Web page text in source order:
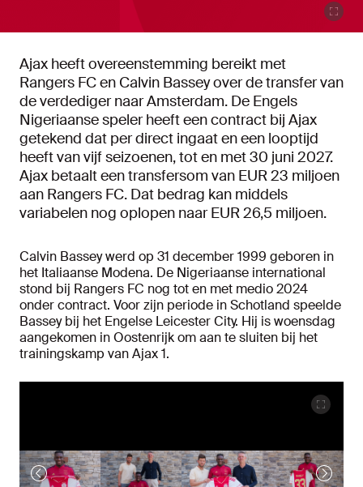
Ajax heeft overeenstemming bereikt met
Rangers FC en Calvin Bassey over de transfer van
de verdediger naar Amsterdam. De Engels
Nigeriaanse speler heeft een contract bij Ajax
getekend dat per direct ingaat en een looptijd
heeft van vijf seizoenen, tot en met 30 juni 2027.
Ajax betaalt een transfersom van EUR 23 miljoen
aan Rangers FC. Dat bedrag kan middels
variabelen nog oplopen naar EUR 26,5 miljoen.
Calvin Bassey werd op 31 december 1999 geboren in
het Italiaanse Modena. De Nigeriaanse international
stond bij Rangers FC nog tot en met medio 2024
onder contract. Voor zijn periode in Schotland speelde
Bassey bij het Engelse Leicester City. Hij is woensdag
aangekomen in Oostenrijk om aan te sluiten bij het
trainingskamp van Ajax 1.